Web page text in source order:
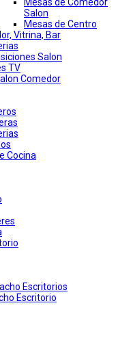
Mesas de Comedor
Salon
Mesas de Centro
Vitrina, Bar
Salon
TV
Comedor
Cocina
Escritorios
Escritorio